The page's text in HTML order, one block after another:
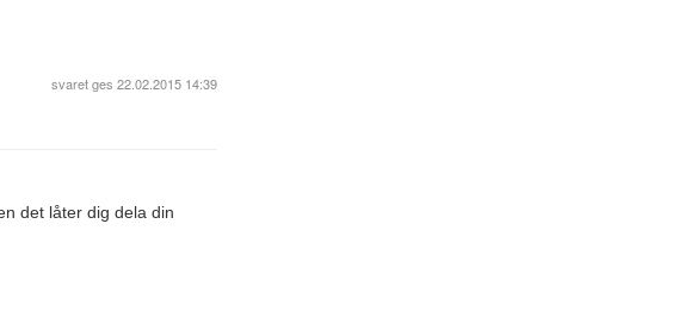
svaret ges 22.02.2015 14:39
det låter dig dela din